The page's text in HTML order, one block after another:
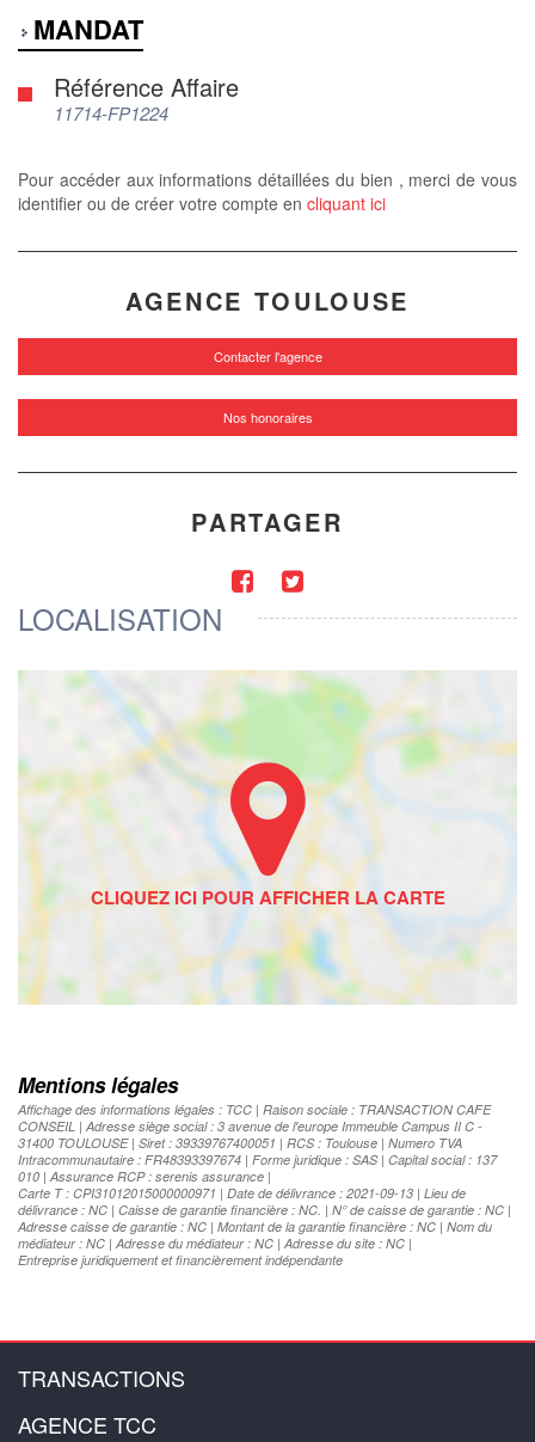
MANDAT
Référence Affaire
11714-FP1224
Pour accéder aux informations détaillées du bien , merci de vous
identifier ou de créer votre compte en cliquant ici
AGENCE TOULOUSE
Contacter l'agence
Nos honoraires
PARTAGER
LOCALISATION
Mentions légales
Affichage des informations légales : TCC | Raison sociale : TRANSACTION CAFE
CONSEIL | Adresse siège social : 3 avenue de l'europe Immeuble Campus II C -
31400 TOULOUSE | Siret : 39339767400051 | RCS : Toulouse | Numero TVA
Intracommunautaire : FR48393397674 | Forme juridique : SAS | Capital social : 137
010 | Assurance RCP : serenis assurance |
Carte T : CPI31012015000000971 | Date de délivrance : 2021-09-13 | Lieu de
délivrance : NC | Caisse de garantie financière : NC. | N° de caisse de garantie : NC |
Adresse caisse de garantie : NC | Montant de la garantie financière : NC | Nom du
médiateur : NC | Adresse du médiateur : NC | Adresse du site : NC |
Entreprise juridiquement et financièrement indépendante
TRANSACTIONS
AGENCE TCC